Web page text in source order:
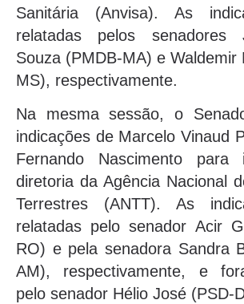
Sanitária (Anvisa). As
relatadas pelos senadores
Souza (PMDB-MA) e Waldemir
MS), respectivamente.
Na mesma sessão, o
indicações de Marcelo Vinaud
Fernando Nascimento para
diretoria da Agência Nacional
Terrestres (ANTT). As
relatadas pelo senador Acir
RO) e pela senadora Sandra
AM), respectivamente, e
pelo senador Hélio José (PSD-